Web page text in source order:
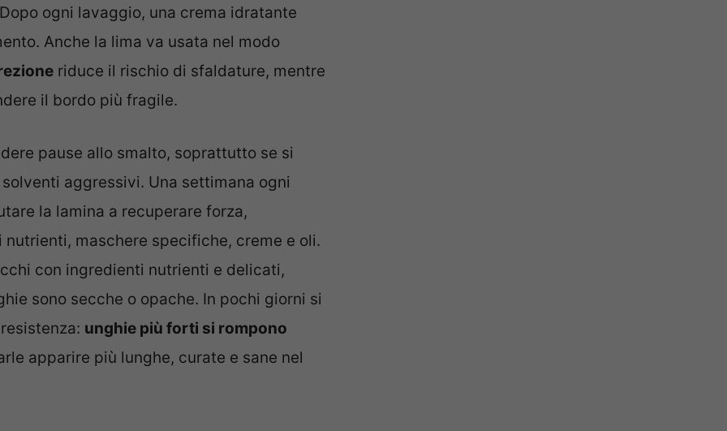
ogni lavaggio, una crema idratante
Anche la lima va usata nel modo
riduce il rischio di sfaldature, mentre
il bordo più fragile.
pause allo smalto, soprattutto se si
aggressivi. Una settimana ogni
la lamina a recuperare forza,
maschere specifiche, creme e oli.
con ingredienti nutrienti e delicati,
sono secche o opache. In pochi giorni si
unghie più forti si rompono
apparire più lunghe, curate e sane nel